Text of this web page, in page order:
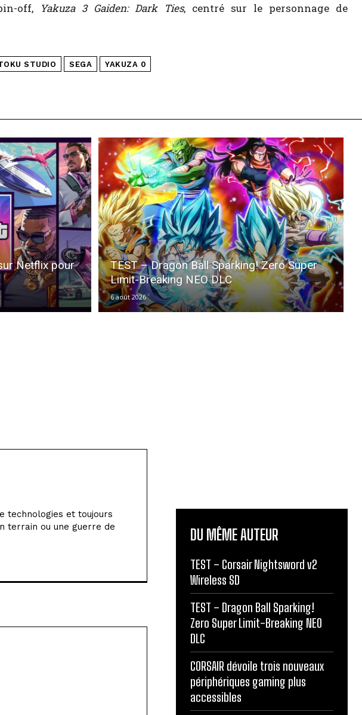
off,
Yakuza 3 Gaiden: Dark Ties, centré sur le personnage de
STUDIO SEGA YAKUZA 0
Netflix pour
TEST – Dragon Ball Sparking! Zero Super
Limit-Breaking NEO DLC
6 août 2026
technologies et toujours
terrain ou une guerre de
DU MÊME AUTEUR
TEST – Corsair Nightsword v2
Wireless SD
TEST – Dragon Ball Sparking!
Zero Super Limit-Breaking NEO
DLC
CORSAIR dévoile trois nouveaux
périphériques gaming plus
accessibles